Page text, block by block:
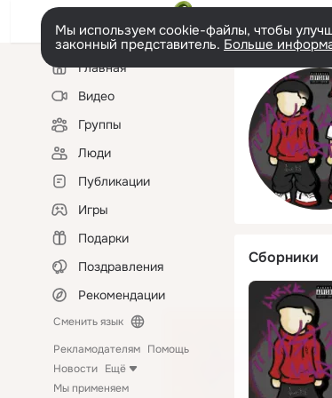
Мы используем cookie-файлы, чтобы
законный представитель. Больше
Левая
колонкаГлавная
Видео
Группы
Люди
Публикации
Игры
Подарки
Поздравления
Рекомендации
Сменить язык
Рекламодателям Помощь
Новости Ещё
Мы применяем
Сборники